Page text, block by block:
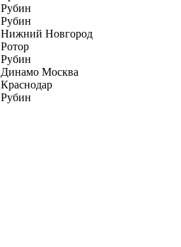
Рубин
Рубин
Нижний Новгород
Ротор
Рубин
Динамо Москва
Краснодар
Рубин